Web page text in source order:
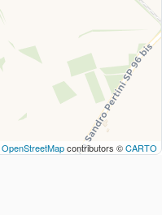
OpenStreetMapcontributors ©CARTO